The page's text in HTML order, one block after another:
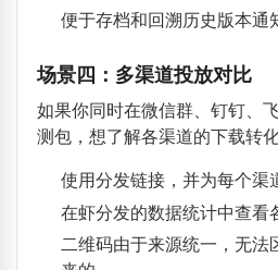
便于存档和回溯历史版本通
场景四：多渠道投放对比
如果你同时在微信群、钉钉、
测包，想了解各渠道的下载转化
使用分发链接，并为每个渠
在虾分发的数据统计中查看
二维码由于来源统一，无法